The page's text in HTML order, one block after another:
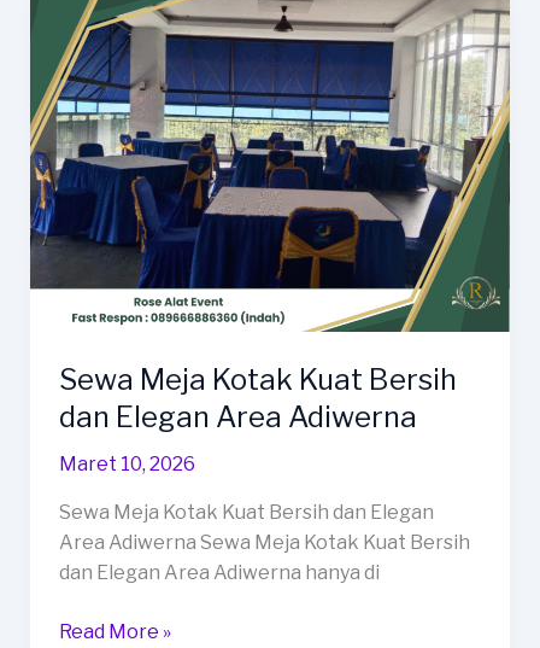
Kualitas
Terbaik
Dan
Kokoh
Area
Kersana
Sewa Meja Kotak Kuat Bersih
dan Elegan Area Adiwerna
Maret 10, 2026
Sewa Meja Kotak Kuat Bersih dan Elegan
Area Adiwerna Sewa Meja Kotak Kuat Bersih
dan Elegan Area Adiwerna hanya di
Sewa
Read More »